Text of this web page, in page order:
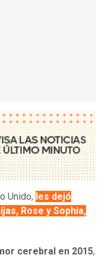
Unido, les dejó
Rose y Sophia,
cerebral en 2015,